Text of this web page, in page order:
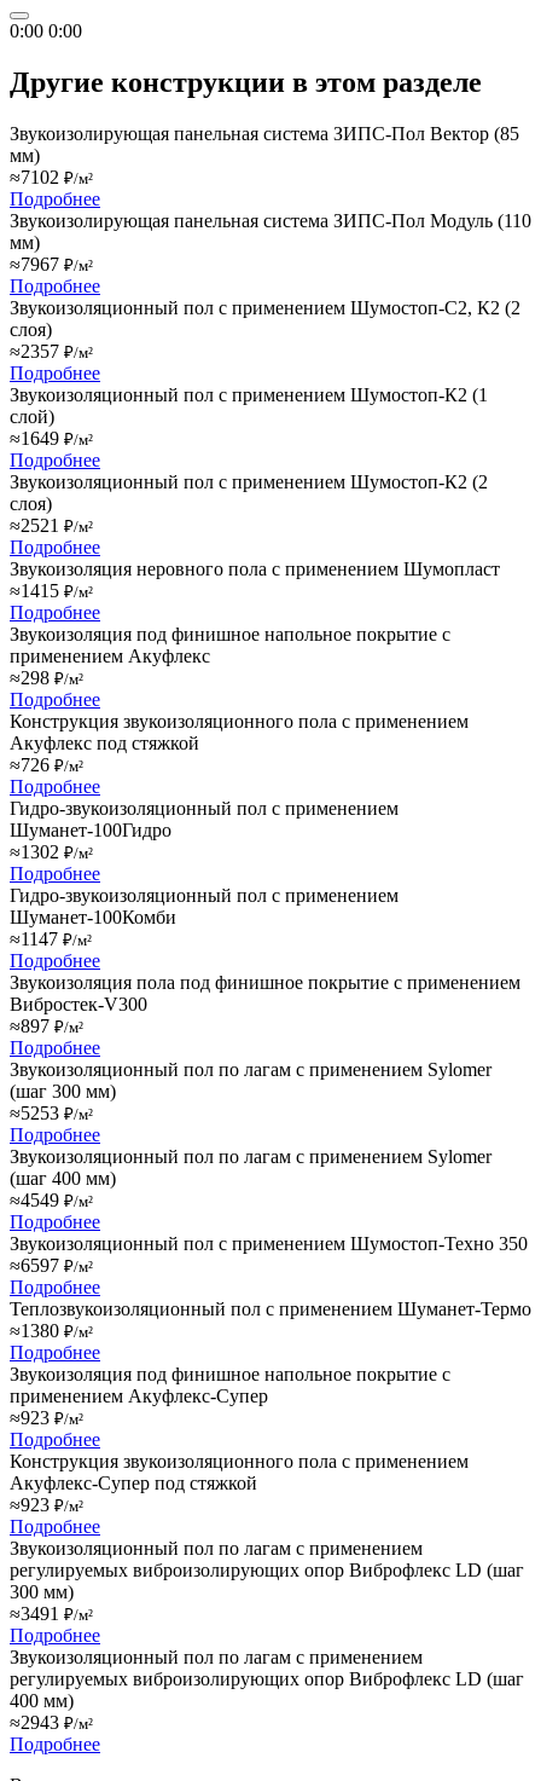
0:00 0:00
Другие конструкции в этом разделе
Звукоизолирующая панельная система ЗИПС-Пол Вектор (85
мм)
≈7102 ₽/м²
Подробнее
Звукоизолирующая панельная система ЗИПС-Пол Модуль (110
мм)
≈7967 ₽/м²
Подробнее
Звукоизоляционный пол с применением Шумостоп-С2, К2 (2
слоя)
≈2357 ₽/м²
Подробнее
Звукоизоляционный пол с применением Шумостоп-К2 (1
слой)
≈1649 ₽/м²
Подробнее
Звукоизоляционный пол с применением Шумостоп-К2 (2
слоя)
≈2521 ₽/м²
Подробнее
Звукоизоляция неровного пола с применением Шумопласт
≈1415 ₽/м²
Подробнее
Звукоизоляция под финишное напольное покрытие с
применением Акуфлекс
≈298 ₽/м²
Подробнее
Конструкция звукоизоляционного пола с применением
Акуфлекс под стяжкой
≈726 ₽/м²
Подробнее
Гидро-звукоизоляционный пол с применением
Шуманет-100Гидро
≈1302 ₽/м²
Подробнее
Гидро-звукоизоляционный пол с применением
Шуманет-100Комби
≈1147 ₽/м²
Подробнее
Звукоизоляция пола под финишное покрытие с применением
Вибростек-V300
≈897 ₽/м²
Подробнее
Звукоизоляционный пол по лагам с применением Sylomer
(шаг 300 мм)
≈5253 ₽/м²
Подробнее
Звукоизоляционный пол по лагам с применением Sylomer
(шаг 400 мм)
≈4549 ₽/м²
Подробнее
Звукоизоляционный пол с применением Шумостоп-Техно 350
≈6597 ₽/м²
Подробнее
Теплозвукоизоляционный пол с применением Шуманет-Термо
≈1380 ₽/м²
Подробнее
Звукоизоляция под финишное напольное покрытие с
применением Акуфлекс-Супер
≈923 ₽/м²
Подробнее
Конструкция звукоизоляционного пола с применением
Акуфлекс-Супер под стяжкой
≈923 ₽/м²
Подробнее
Звукоизоляционный пол по лагам с применением
регулируемых виброизолирующих опор Виброфлекс LD (шаг
300 мм)
≈3491 ₽/м²
Подробнее
Звукоизоляционный пол по лагам с применением
регулируемых виброизолирующих опор Виброфлекс LD (шаг
400 мм)
≈2943 ₽/м²
Подробнее